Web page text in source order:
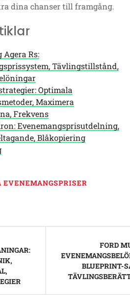
dina chanser till framgång.
Agera Rs:
Tävlingstillstånd,
Optimala
Maximera
Frekvens
Evenemangsprisutdelning,
Blåkopiering
EVENEMANGSPRISER
FORD
BLUEPRINT-